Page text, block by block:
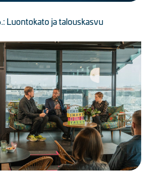
Luontokato ja talouskasvu